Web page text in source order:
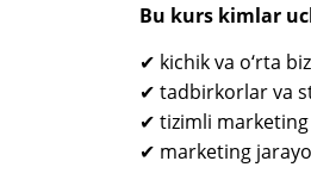
Bu kurs kimlar
✔ kichik va o‘rta
✔ tadbirkorlar va
✔ tizimli marketing
✔ marketing